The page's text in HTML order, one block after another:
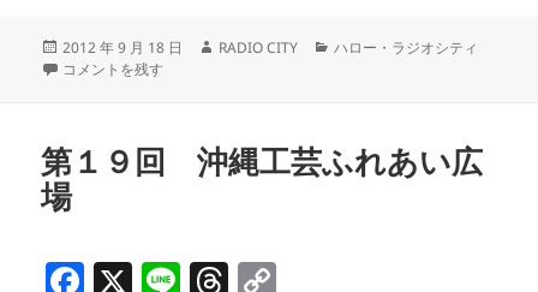
c
e
o
o
re
a
s
p
y
n
k
投
稿
2012 年 9 月 18 日
作
RADIO CITY
カ
ハロー・ラジオシティ
2012年 9月18日 「中央区イベント情報」 に
コメントを残す
第１９回 沖縄工芸ふれあい広
場
F X Li T